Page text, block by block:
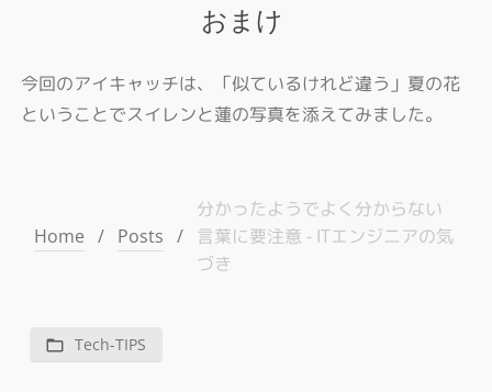
おまけ
今回のアイキャッチは、「似ているけれど違う」夏の花
ということでスイレンと蓮の写真を添えてみました。
Home / Posts /
分かったようでよく分からない
言葉に要注意 - ITエンジニアの気
づき
Tech-TIPS